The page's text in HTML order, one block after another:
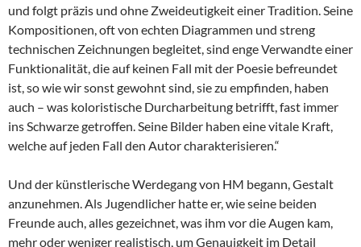
und folgt präzis und ohne Zweideutigkeit einer Tradition. Seine
Kompositionen, oft von echten Diagrammen und streng
technischen Zeichnungen begleitet, sind enge Verwandte einer
Funktionalität, die auf keinen Fall mit der Poesie befreundet
ist, so wie wir sonst gewohnt sind, sie zu empfinden, haben
auch – was koloristische Durcharbeitung betrifft, fast immer
ins Schwarze getroffen. Seine Bilder haben eine vitale Kraft,
welche auf jeden Fall den Autor charakterisieren.“
Und der künstlerische Werdegang von HM begann, Gestalt
anzunehmen. Als Jugendlicher hatte er, wie seine beiden
Freunde auch, alles gezeichnet, was ihm vor die Augen kam,
mehr oder weniger realistisch, um Genauigkeit im Detail